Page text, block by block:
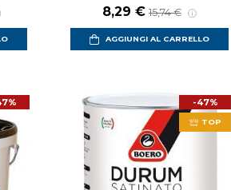
Prezzo scontato
8,29 € Prezzo di listino
15,74 €
AGGIUNGI AL CARRELLO
-47%
TOP